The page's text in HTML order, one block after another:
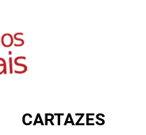
CARTAZES